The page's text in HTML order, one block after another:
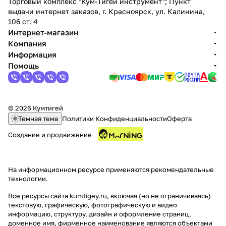
выдачи интернет заказов, г. Красноярск, ул. Калинина,
106 ст. 4
Интернет-магазин
Компания
Информация
Помощь
© 2026 Кумтигей
Темная тема Политики КонфиденциальностиОферта
Создание и продвижение
На информационном ресурсе применяются рекомендательные
технологии.
Все ресурсы сайта kumtigey.ru, включая (но не ограничиваясь)
текстовую, графическую, фотографическую и видео
информацию, структуру, дизайн и оформление страниц,
доменное имя, фирменное наименование являются объектами